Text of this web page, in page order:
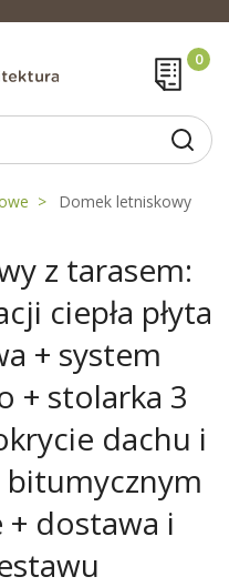
Domek letniskowy
z tarasem:
ciepła płyta
+ system
+ stolarka 3
dachu i
dostawa i